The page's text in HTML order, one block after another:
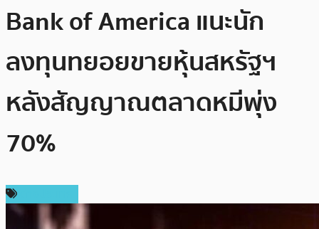
Bank of America แนะนัก
ลงทุนทยอยขายหุ้นสหรัฐฯ
หลังสัญญาณตลาดหมีพุ่ง
70%